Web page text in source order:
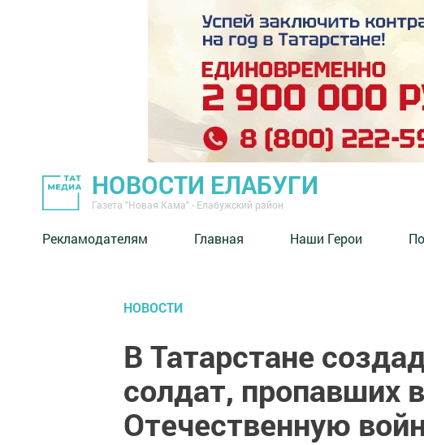
НОВОСТИ ЕЛАБУГИ
Газета "Новая Кама" - Елабужский район
Рекламодателям Главная Наши Герои
НОВОСТИ
В Татарстане
солдат, пропавших
Отечественную